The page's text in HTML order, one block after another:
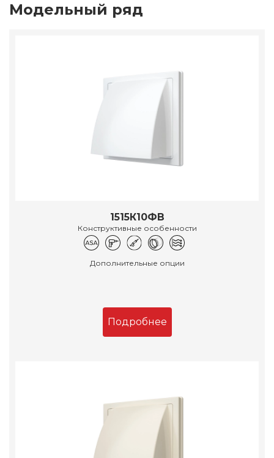
Модельный ряд
1515К10ФВ
Конструктивные особенности
Дополнительные опции
Подробнее